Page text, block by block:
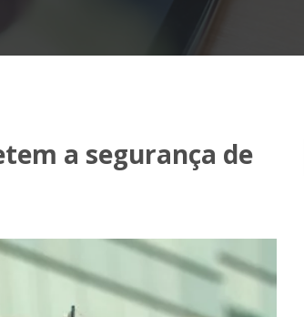
a segurança de